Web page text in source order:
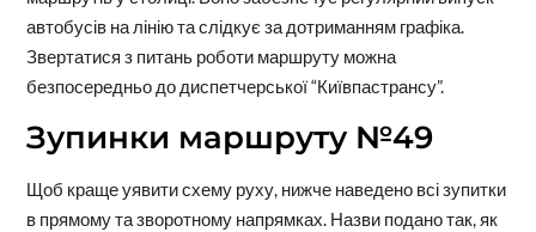
автобусів на лінію та слідкує за дотриманням графіка.
Звертатися з питань роботи маршруту можна
безпосередньо до диспетчерської “Київпастрансу”.
Зупинки маршруту №49
Щоб краще уявити схему руху, нижче наведено всі зупитки
в прямому та зворотному напрямках. Назви подано так, як